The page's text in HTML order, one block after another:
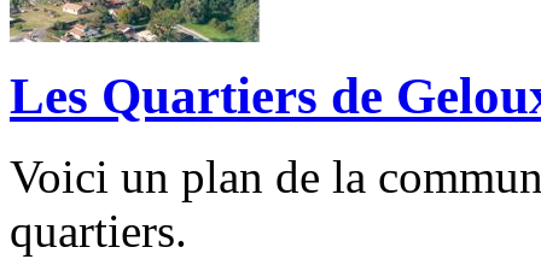
Les Quartiers de
Voici un plan de la
quartiers.